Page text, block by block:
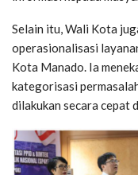
Selain itu, Wali Kota
operasionalisasi
Kota Manado. Ia
kategorisasi
dilakukan secara cepat